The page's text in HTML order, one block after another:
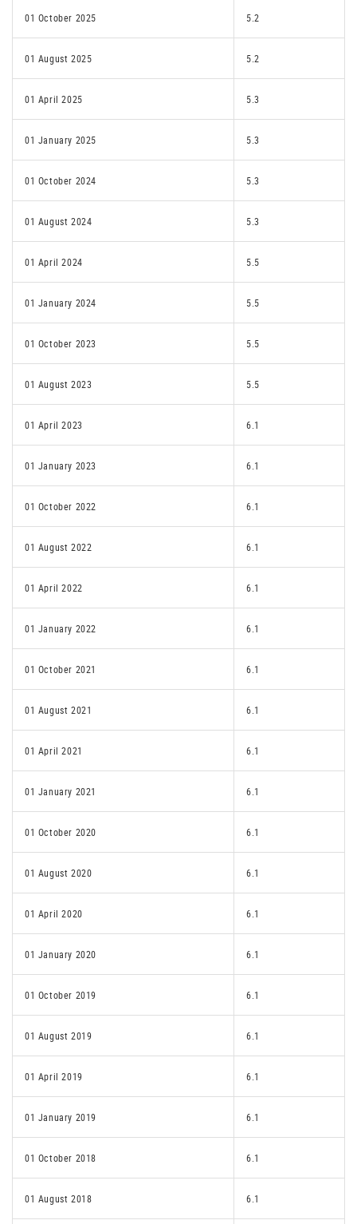
01 October 2025 5.2
01 August 2025 5.2
01 April 2025 5.3
01 January 2025 5.3
01 October 2024 5.3
01 August 2024 5.3
01 April 2024 5.5
01 January 2024 5.5
01 October 2023 5.5
01 August 2023 5.5
01 April 2023 6.1
01 January 2023 6.1
01 October 2022 6.1
01 August 2022 6.1
01 April 2022 6.1
01 January 2022 6.1
01 October 2021 6.1
01 August 2021 6.1
01 April 2021 6.1
01 January 2021 6.1
01 October 2020 6.1
01 August 2020 6.1
01 April 2020 6.1
01 January 2020 6.1
01 October 2019 6.1
01 August 2019 6.1
01 April 2019 6.1
01 January 2019 6.1
01 October 2018 6.1
01 August 2018 6.1